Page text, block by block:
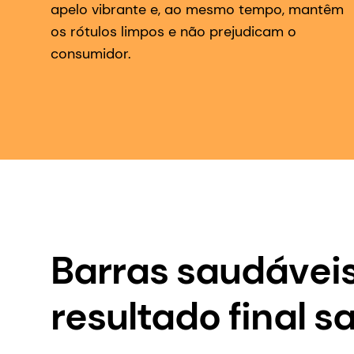
apelo vibrante e, ao mesmo tempo, mantêm
os rótulos limpos e não prejudicam o
consumidor.
Barras
resultado final